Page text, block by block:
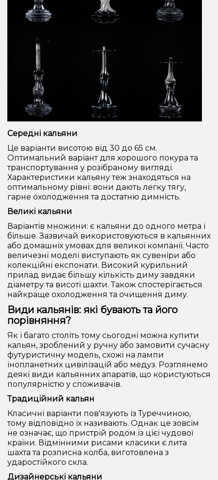
Середні кальяни
Це варіанти висотою від 30 до 65 см.
Оптимальний варіант для хорошого покура та
транспортування у розібраному вигляді.
Характеристики кальяну теж знаходяться на
оптимальному рівні: вони дають легку тягу,
гарне охолодження та достатню димність.
Великі кальяни
Варіантів множини: є кальяни до одного метра і
більше. Зазвичай використовуються в кальянних
або домашніх умовах для великої компанії. Часто
величезні моделі виступають як сувеніри або
колекційні експонати. Високий курильний
прилад видає більшу кількість диму завдяки
діаметру та висоті шахти. Також спостерігається
найкраще охолодження та очищення диму.
Види кальянів: які бувають та його
порівняння?
Як і багато століть тому сьогодні можна купити
кальян, зроблений у ручну або замовити сучасну
футуристичну модель, схожі на лампи
інопланетних цивілізацій або медуз. Розглянемо
деякі види кальянних апаратів, що користуються
популярністю у споживачів.
Традиційний кальян
Класичні варіанти пов'язують із Туреччиною,
тому відповідно їх називають. Однак це зовсім
не означає, що пристрій родом із цієї чудової
країни. Відмінними рисами класики є лита
шахта та розписна колба, виготовлена з
ударостійкого скла.
Дизайнерські кальяни